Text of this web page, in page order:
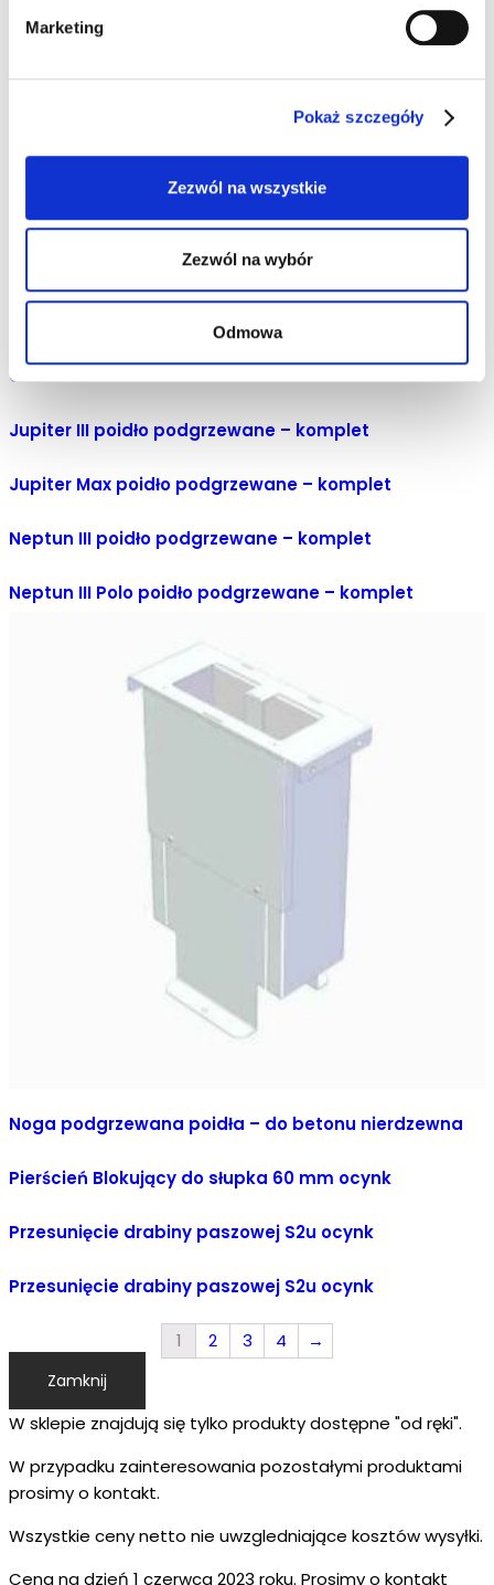
Marketing
Pokaż szczegóły
Zezwól na wszystkie
Zezwól na wybór
Odmowa
Czochradło Obrotowe Farmtec
Jupiter III poidło podgrzewane – komplet
Jupiter Max poidło podgrzewane – komplet
Neptun III poidło podgrzewane – komplet
Neptun III Polo poidło podgrzewane – komplet
Noga podgrzewana poidła – do betonu nierdzewna
Pierścień Blokujący do słupka 60 mm ocynk
Przesunięcie drabiny paszowej S2u ocynk
Przesunięcie drabiny paszowej S2u ocynk
1 2 3 4 →
Zamknij
W sklepie znajdują się tylko produkty dostępne "od ręki".
W przypadku zainteresowania pozostałymi produktami
prosimy o kontakt.
Wszystkie ceny netto nie uwzgledniające kosztów wysyłki.
Cena na dzień 1 czerwca 2023 roku. Prosimy o kontakt